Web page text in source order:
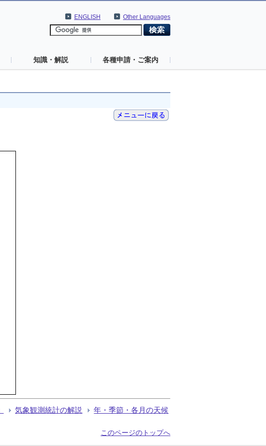
Other Languages
ENGLISH
知識・解説 各種申請・ご案内
気象観測統計の解説 年・季節・各月の天候
このページのトップへ